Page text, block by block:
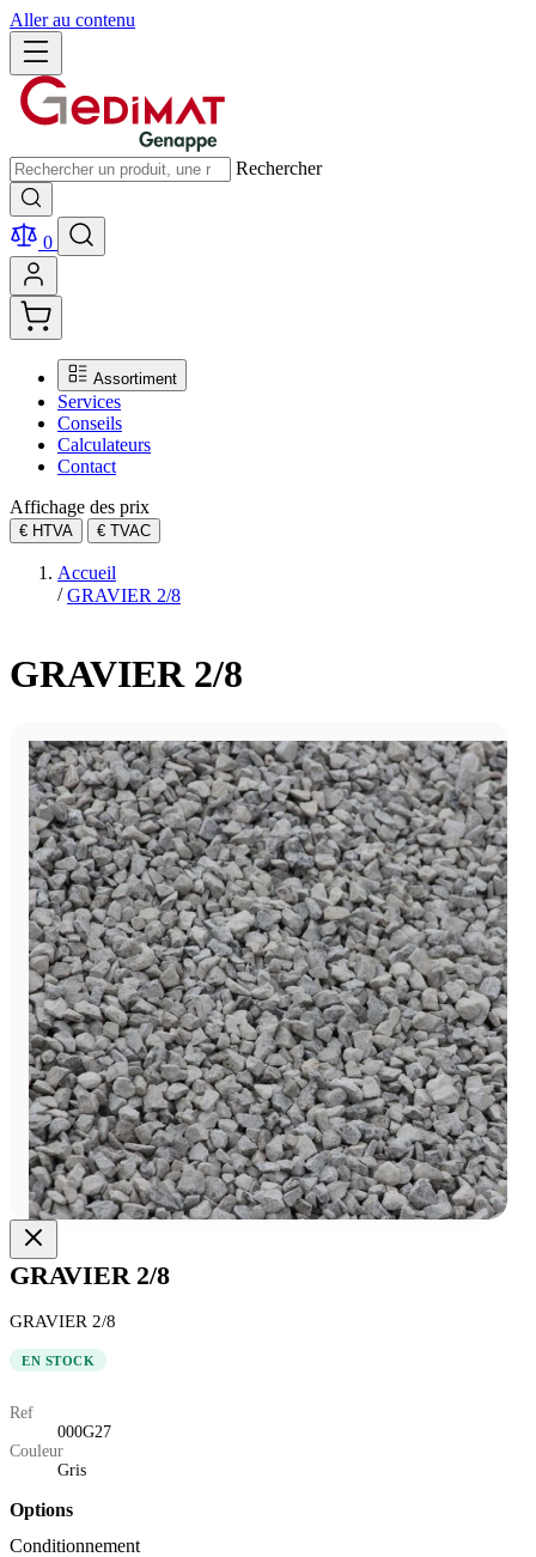
Aller au contenu
Rechercher
0
Assortiment
Services
Conseils
Calculateurs
Contact
Affichage des prix
€ HTVA € TVAC
Accueil
/ GRAVIER 2/8
GRAVIER 2/8
GRAVIER 2/8
GRAVIER 2/8
EN STOCK
Ref
000G27
Couleur
Gris
Options
Conditionnement